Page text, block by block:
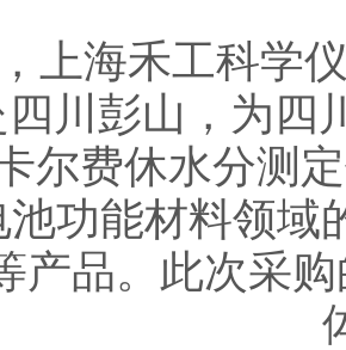
上海禾工科学
四川彭山，为四
尔费休水分测
池功能材料领域
产品。此次采